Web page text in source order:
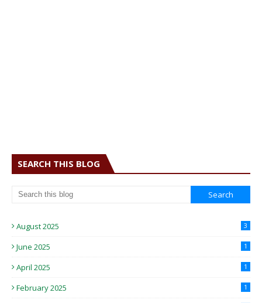
SEARCH THIS BLOG
August 2025 3
June 2025 1
April 2025 1
February 2025 1